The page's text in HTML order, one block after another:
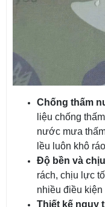
Chống thấm
liệu chống
nước mưa
lều luôn khô
Độ bền và
rách, chịu lực
nhiều điều kiện
Thiết kế ngụy